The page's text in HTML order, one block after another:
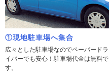
①現地駐車場へ集合
広々とした駐車場なのでペーパードラ
イバーでも安心！駐車場代金は無料で
す。